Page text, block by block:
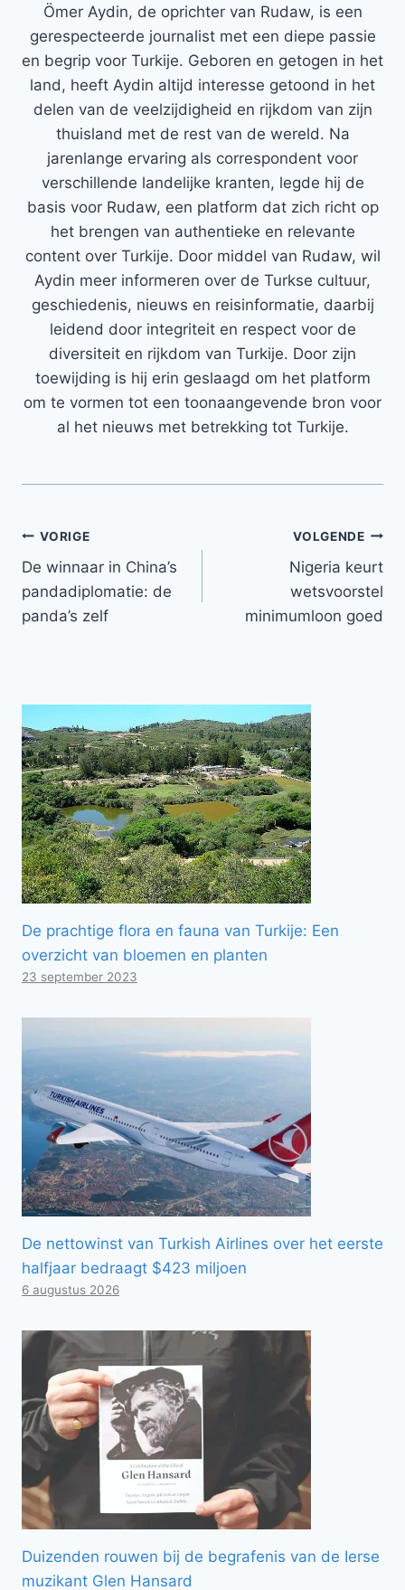
Ömer Aydin, de oprichter van Rudaw, is een
gerespecteerde journalist met een diepe passie
en begrip voor Turkije. Geboren en getogen in het
land, heeft Aydin altijd interesse getoond in het
delen van de veelzijdigheid en rijkdom van zijn
thuisland met de rest van de wereld. Na
jarenlange ervaring als correspondent voor
verschillende landelijke kranten, legde hij de
basis voor Rudaw, een platform dat zich richt op
het brengen van authentieke en relevante
content over Turkije. Door middel van Rudaw, wil
Aydin meer informeren over de Turkse cultuur,
geschiedenis, nieuws en reisinformatie, daarbij
leidend door integriteit en respect voor de
diversiteit en rijkdom van Turkije. Door zijn
toewijding is hij erin geslaagd om het platform
om te vormen tot een toonaangevende bron voor
al het nieuws met betrekking tot Turkije.
Bericht
navigatie
VORIGE
De winnaar in China’s
pandadiplomatie: de
panda’s zelf
VOLGENDE
Nigeria keurt
wetsvoorstel
minimumloon goed
De prachtige flora en fauna van Turkije: Een
overzicht van bloemen en planten
23 september 2023
De nettowinst van Turkish Airlines over het eerste
halfjaar bedraagt ​​$423 miljoen
6 augustus 2026
Duizenden rouwen bij de begrafenis van de Ierse
muzikant Glen Hansard